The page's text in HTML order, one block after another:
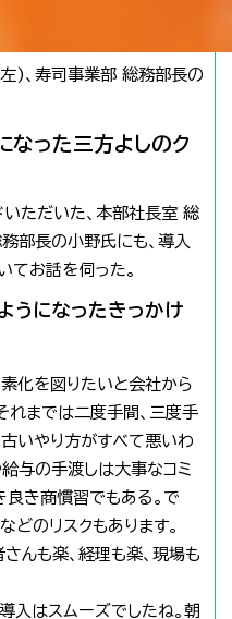
)、寿司事業部 総務部長の
なった三方よしのク
ただいた、本部社長室 総
部長の小野氏にも、導入
てお話を伺った。
うになったきっかけ
化を図りたいと会社から
れまでは二度手間、三度手
古いやり方がすべて悪いわ
与の手渡しは大事なコミ
良き商慣習でもある。で
どのリスクもあります。
んも楽、経理も楽、現場も
入はスムーズでしたね。朝